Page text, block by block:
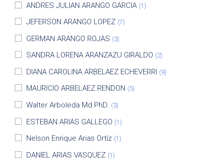
ANDRES JULIAN ARANGO GARCIA (1)
JEFERSON ARANGO LOPEZ (7)
GERMAN ARANGO ROJAS (3)
SANDRA LORENA ARANZAZU GIRALDO (2)
DIANA CAROLINA ARBELAEZ ECHEVERRI (9)
MAURICIO ARBELAEZ RENDON (5)
Walter Arboleda Md.PhD. (3)
ESTEBAN ARIAS GALLEGO (1)
Nelson Enrique Arias Ortíz (1)
DANIEL ARIAS VASQUEZ (1)